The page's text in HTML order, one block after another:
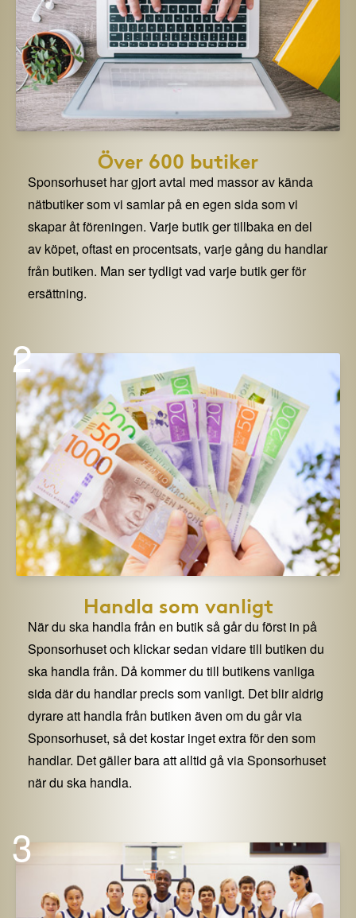
Över 600 butiker
Sponsorhuset har gjort avtal med massor av kända
nätbutiker som vi samlar på en egen sida som vi
skapar åt föreningen. Varje butik ger tillbaka en del
av köpet, oftast en procentsats, varje gång du handlar
från butiken. Man ser tydligt vad varje butik ger för
ersättning.
2
Handla som vanligt
När du ska handla från en butik så går du först in på
Sponsorhuset och klickar sedan vidare till butiken du
ska handla från. Då kommer du till butikens vanliga
sida där du handlar precis som vanligt. Det blir aldrig
dyrare att handla från butiken även om du går via
Sponsorhuset, så det kostar inget extra för den som
handlar. Det gäller bara att alltid gå via Sponsorhuset
när du ska handla.
3